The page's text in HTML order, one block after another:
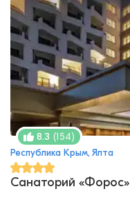
8.3 (154)
Республика Крым, Ялта
Санаторий «Форос»